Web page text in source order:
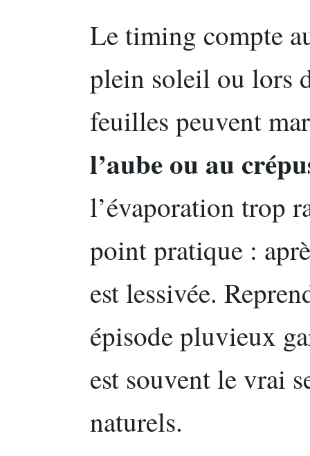
Le timing compte
plein soleil ou lors
feuilles peuvent
l’aube ou au
l’évaporation trop
point pratique :
est lessivée.
épisode pluvieux
est souvent le vrai
naturels.